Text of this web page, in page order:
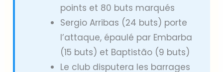
points et 80 buts marqués
Sergio Arribas (24 buts) porte
l’attaque, épaulé par Embarba
(15 buts) et Baptistão (9 buts)
Le club disputera les barrages